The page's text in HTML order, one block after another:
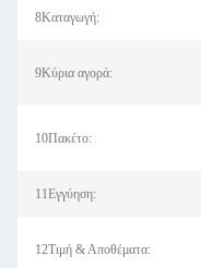
8Καταγωγή:
9Κύρια αγορά:
10Πακέτο:
11Εγγύηση:
12Τιμή & Αποθέματα: